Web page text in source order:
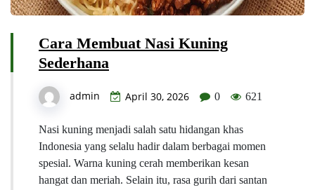
Cara Membuat Nasi Kuning
Sederhana
admin April 30, 2026 0 621
Nasi kuning menjadi salah satu hidangan khas
Indonesia yang selalu hadir dalam berbagai momen
spesial. Warna kuning cerah memberikan kesan
hangat dan meriah. Selain itu, rasa gurih dari santan